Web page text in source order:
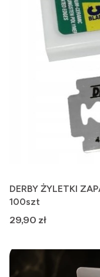
DERBY ŻYLETKI
100szt
Cena
29,90 zł